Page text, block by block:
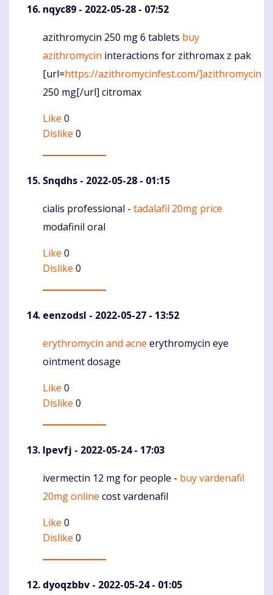
nqyc89 - 2022-05-28 - 07:52
Komentaras
azithromycin 250 mg 6 tablets buy
azithromycin interactions for zithromax z pak
[url=https://azithromycinfest.com/]azithromycin
250 mg[/url] citromax
Like 0
Dislike 0
Snqdhs - 2022-05-28 - 01:15
Komentaras
cialis professional - tadalafil 20mg price
modafinil oral
Like 0
Dislike 0
eenzodsl - 2022-05-27 - 13:52
Komentaras
erythromycin and acne erythromycin eye
ointment dosage
Like 0
Dislike 0
Ipevfj - 2022-05-24 - 17:03
Komentaras
ivermectin 12 mg for people - buy vardenafil
20mg online cost vardenafil
Like 0
Dislike 0
dyoqzbbv - 2022-05-24 - 01:05